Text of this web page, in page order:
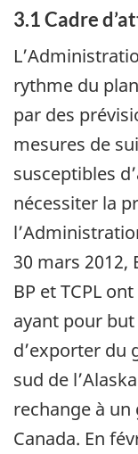
3.1 Cadre
rythme du
par des
mesures de
susceptibles
nécessiter la
30 mars 2012,
BP et TCPL
ayant pour
d’exporter du
sud de
rechange à
Canada. En